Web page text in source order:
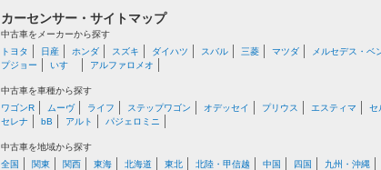
カーセンサー・サイトマップ
中古車をメーカーから探す
トヨタ
日産 ホンダ スズキ ダイハツ スバル 三菱 マツダ メルセデス・ベ
プジョー
いすゞ アルファロメオ
中古車を車種から探す
ワゴンR
ムーヴ ライフ ステップワゴン オデッセイ プリウス エスティマ セ
セレナ
bB アルト パジェロミニ
中古車を地域から探す
全国
関東 関西 東海 北海道 東北 北陸・甲信越 中国 四国 九州・沖縄